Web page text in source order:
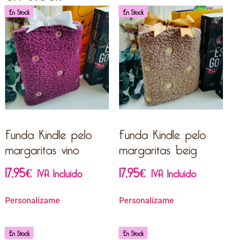
En Stock
Funda Kindle pelo
margaritas vino
17,95€ IVA Incluido
Personalízame
En Stock
Funda Kindle pelo
margaritas beig
17,95€ IVA Incluido
Personalízame
En Stock En Stock